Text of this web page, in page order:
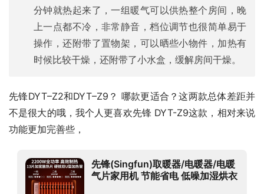
分钟就热起来了，一组暖气可以供热整个房间，晚
上一点都不冷，非常静音，档位调节也很简单易于
操作，还附带了置物架，可以晒些小物件，加热有
时候比较干燥，还附带了小水盒，缓解房间干燥。
先锋DYT–Z2和DYT–Z9？ 哪款更适合？这两款总体差距并
不是很大的哦，我个人更喜欢先锋 DYT-Z9这款，相对来说
功能更加完善些，
先锋(Singfun)取暖器/电暖器/电暖
气片家用机 节能省电 低噪加湿烘衣